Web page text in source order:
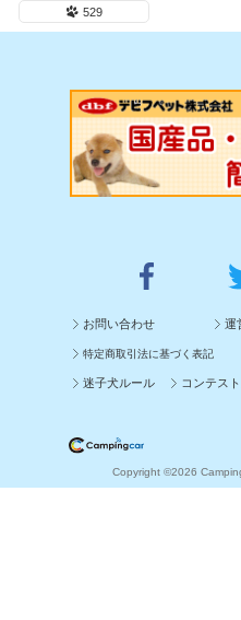
529
お問い合わせ 運
特定商取引法に基づく表記
迷子犬ルール コンテス
Copyright ©2026